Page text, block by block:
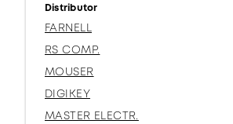
Distributor
FARNELL
RS COMP.
MOUSER
DIGIKEY
MASTER ELECTR.